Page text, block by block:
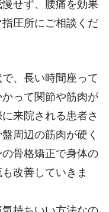
せず、腰痛を効果
圧所にご相談くだ
、長い時間座って
って関節や筋肉が
来院される患者さ
周辺の筋肉が硬く
骨格矯正で身体の
改善していきま